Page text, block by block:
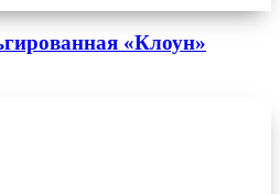
«Клоун»